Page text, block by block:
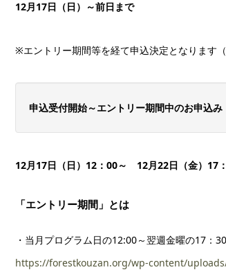
12月17日（日）～前日まで
※エントリー期間等を経て申込決定となります
申込受付開始～エントリー期間中のお申込み
12月17日（日）12：00～ 12月22日（金）17
「エントリー期間」とは
・当月プログラム日の12:00～翌週金曜の17：
https://forestkouzan.org/wp-content/